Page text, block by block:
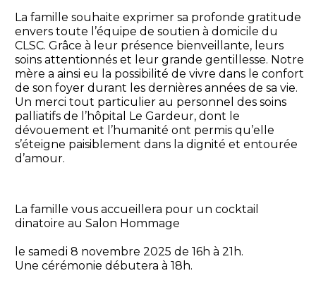
La famille souhaite exprimer sa profonde gratitude
envers toute l’équipe de soutien à domicile du
CLSC. Grâce à leur présence bienveillante, leurs
soins attentionnés et leur grande gentillesse. Notre
mère a ainsi eu la possibilité de vivre dans le confort
de son foyer durant les dernières années de sa vie.
Un merci tout particulier au personnel des soins
palliatifs de l’hôpital Le Gardeur, dont le
dévouement et l’humanité ont permis qu’elle
s’éteigne paisiblement dans la dignité et entourée
d’amour.
La famille vous accueillera pour un cocktail
dinatoire au Salon Hommage
le samedi 8 novembre 2025 de 16h à 21h.
Une cérémonie débutera à 18h.